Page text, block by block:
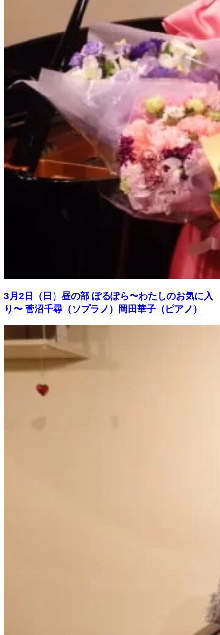
3月2日（日）昼の部 ぽるぽら〜わたしのお気に入
り〜 菅沼千尋（ソプラノ）岡田華子（ピアノ）